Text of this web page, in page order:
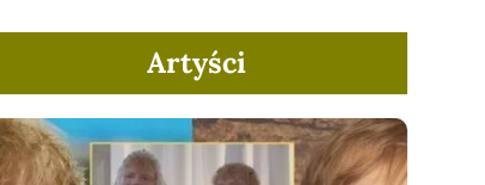
Artyści